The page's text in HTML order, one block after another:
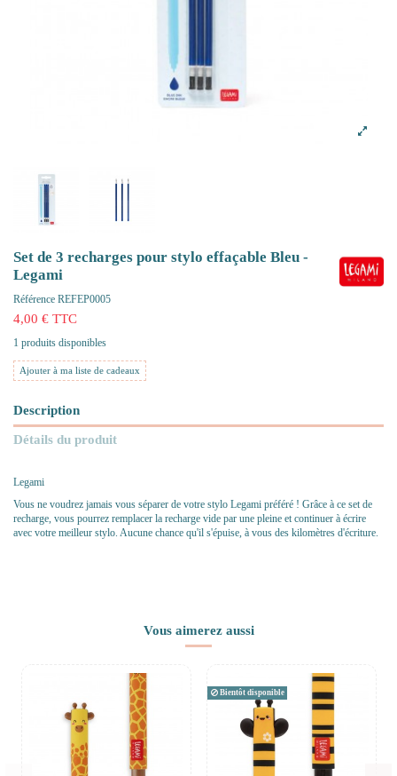
Set de 3 recharges pour stylo effaçable Bleu -
Legami
Référence REFEP0005
4,00 € TTC
1 produits disponibles
Ajouter à ma liste de cadeaux
Description
Détails du produit
Legami
Vous ne voudrez jamais vous séparer de votre stylo Legami préféré ! Grâce à ce set de
recharge, vous pourrez remplacer la recharge vide par une pleine et continuer à écrire
avec votre meilleur stylo. Aucune chance qu'il s'épuise, à vous des kilomètres d'écriture.
Vous aimerez aussi
Bientôt disponible